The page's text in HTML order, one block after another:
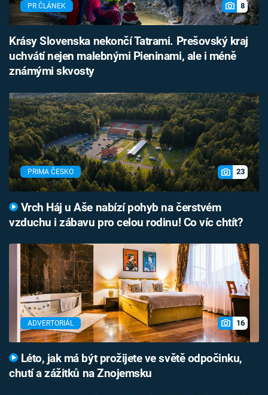
PR ČLÁNEK 8
Krásy Slovenska nekončí Tatrami. Prešovský kraj
uchvátí nejen malebnými Pieninami, ale i méně
známými skvosty
PRIMA ČESKO 23
Vrch Háj u Aše nabízí pohyb na čerstvém
vzduchu i zábavu pro celou rodinu! Co víc chtít?
ADVERTORIÁL 16
Léto, jak má být prožijete ve světě odpočinku,
chutí a zážitků na Znojemsku